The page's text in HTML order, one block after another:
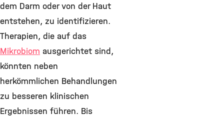
dem Darm oder von der Haut
entstehen, zu identifizieren.
Therapien, die auf das
Mikrobiom ausgerichtet sind,
könnten neben
herkömmlichen Behandlungen
zu besseren klinischen
Ergebnissen führen. Bis